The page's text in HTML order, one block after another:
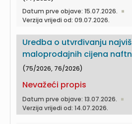
Datum prve objave: 15.07.2026.
Verzija vrijedi od: 09.07.2026.
Uredba o utvrđivanju
maloprodajnih cijena
(75/2026, 76/2026)
Nevažeći propis
Datum prve objave: 13.07.2026.
Verzija vrijedi od: 14.07.2026.